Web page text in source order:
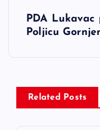
c
PDA
Poljicu
Related Posts